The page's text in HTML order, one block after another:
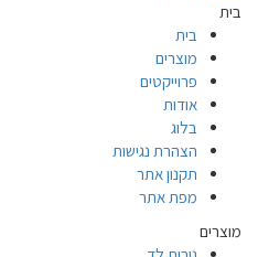
בית
בית
מוצרים
פרוייקטים
אודות
בלוג
הצהרת נגישות
תקנון אתר
מפת אתר
מוצרים